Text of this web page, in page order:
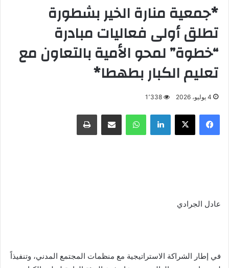
*جمعية منارة الخير بشطورة
تطلق أولى فعاليات مبادرة
“خطوة” لمحو الأمية بالتعاون مع
تعليم الكبار بطهطا*
4 يوليو، 2026 1٬338
فيسبوك X لينكدإن واتساب مشاركة عبر البريد طباعة
عادل الجرادي
في إطار الشراكة الاستراتيجية مع منظمات المجتمع المدني، وتنفيذاً